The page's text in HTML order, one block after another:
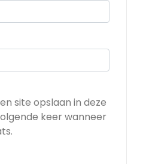
site opslaan in deze
keer wanneer